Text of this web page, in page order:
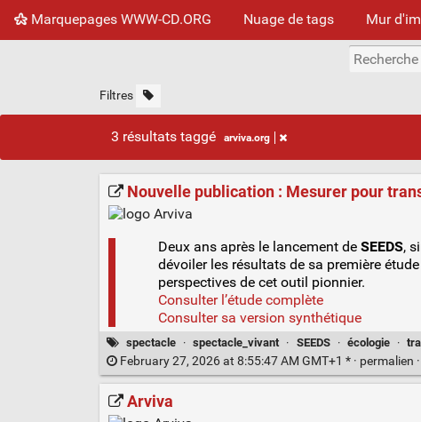
Marquepages WWW-CD.ORG Nuage de tags Mur
Filtres
3 résultats taggé arviva.org
Nouvelle publication : Mesurer pour
Deux ans après le lancement de SEEDS,
dévoiler les résultats de sa première
perspectives de cet outil pionnier.
Consulter l’étude complète
Consulter sa version synthétique
spectacle · spectacle_vivant · SEEDS · écologie ·
February 27, 2026 at 8:55:47 AM GMT+1 * · permalien ·
Arviva